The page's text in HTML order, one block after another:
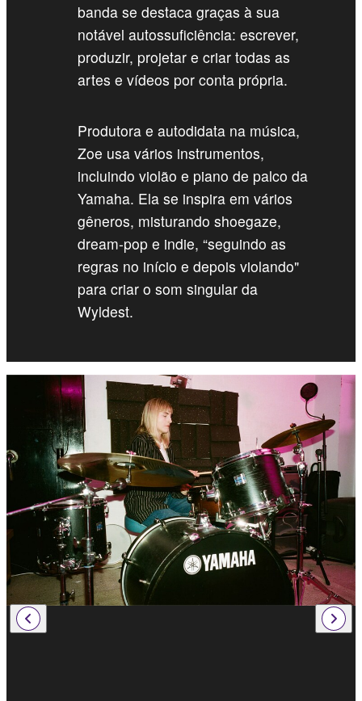
banda se destaca graças à sua
notável autossuficiência: escrever,
produzir, projetar e criar todas as
artes e vídeos por conta própria.
Produtora e autodidata na música,
Zoe usa vários instrumentos,
incluindo violão e piano de palco da
Yamaha. Ela se inspira em vários
gêneros, misturando shoegaze,
dream-pop e indie, “seguindo as
regras no início e depois violando"
para criar o som singular da
Wyldest.